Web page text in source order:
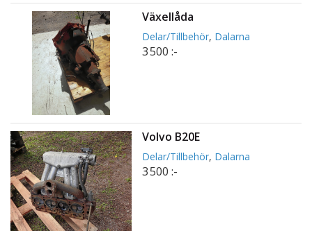
Växellåda
Delar/Tillbehör, Dalarna
3 500 :-
Volvo B20E
Delar/Tillbehör, Dalarna
3 500 :-